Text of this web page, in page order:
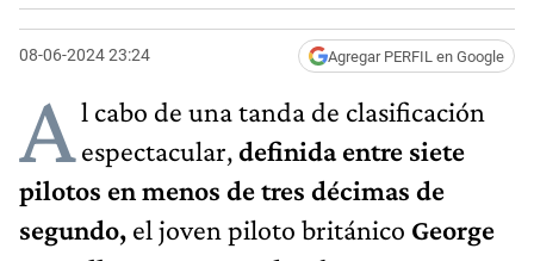
08-06-2024 23:24 Agregar PERFIL en Google
Al cabo de una tanda de clasificación
espectacular,definida entre siete
pilotos en menos de tres décimas de
segundo, el joven piloto británico George